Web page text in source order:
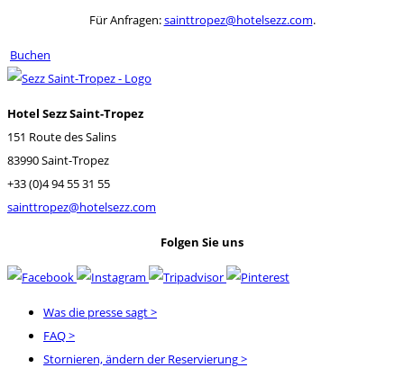
Für Anfragen:sainttropez@hotelsezz.com.
Buchen
Hotel Sezz Saint-Tropez
151 Route des Salins
83990 Saint-Tropez
+33 (0)4 94 55 31 55
sainttropez@hotelsezz.com
Folgen Sie uns
Was die presse sagt>
FAQ>
Stornieren, ändern der Reservierung>